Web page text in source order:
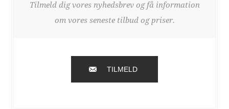
Tilmeld dig vores nyhedsbrev og få information
om vores seneste tilbud og priser.
TILMELD